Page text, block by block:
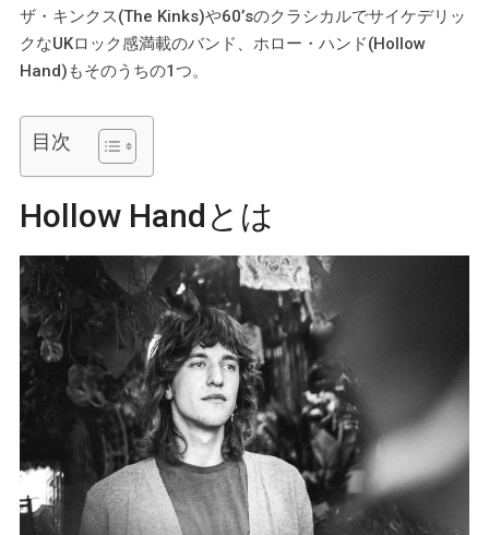
ザ・キンクス(The Kinks)や60’sのクラシカルでサイケデリッ
クなUKロック感満載のバンド、ホロー・ハンド(Hollow
Hand)もそのうちの1つ。
目次
Hollow Handとは